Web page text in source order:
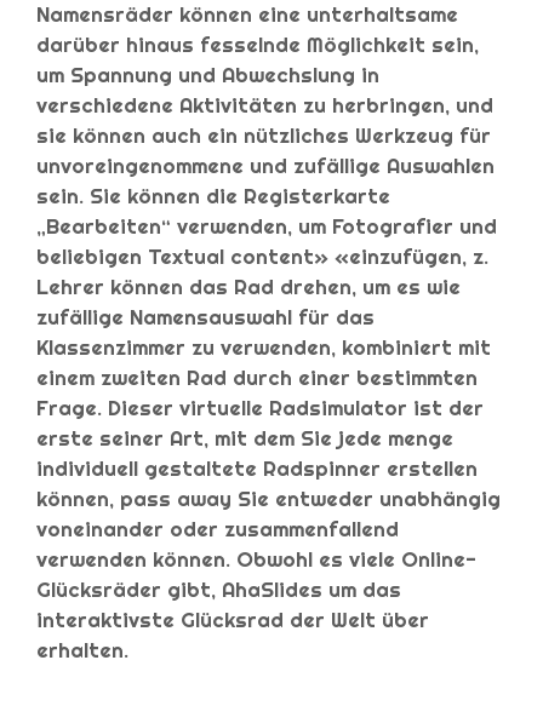
Namensräder können eine unterhaltsame
darüber hinaus fesselnde Möglichkeit sein,
um Spannung und Abwechslung in
verschiedene Aktivitäten zu herbringen, und
sie können auch ein nützliches Werkzeug für
unvoreingenommene und zufällige Auswahlen
sein. Sie können die Registerkarte
„Bearbeiten“ verwenden, um Fotografier und
beliebigen Textual content» «einzufügen, z.
Lehrer können das Rad drehen, um es wie
zufällige Namensauswahl für das
Klassenzimmer zu verwenden, kombiniert mit
einem zweiten Rad durch einer bestimmten
Frage. Dieser virtuelle Radsimulator ist der
erste seiner Art, mit dem Sie jede menge
individuell gestaltete Radspinner erstellen
können, pass away Sie entweder unabhängig
voneinander oder zusammenfallend
verwenden können. Obwohl es viele Online-
Glücksräder gibt, AhaSlides um das
interaktivste Glücksrad der Welt über
erhalten.